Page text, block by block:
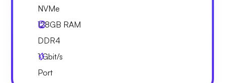
NVMe
128GB RAM
DDR4
1Gbit/s
Port